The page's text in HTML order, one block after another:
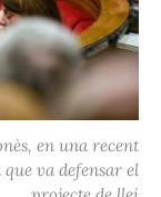
en una recent
va defensar el